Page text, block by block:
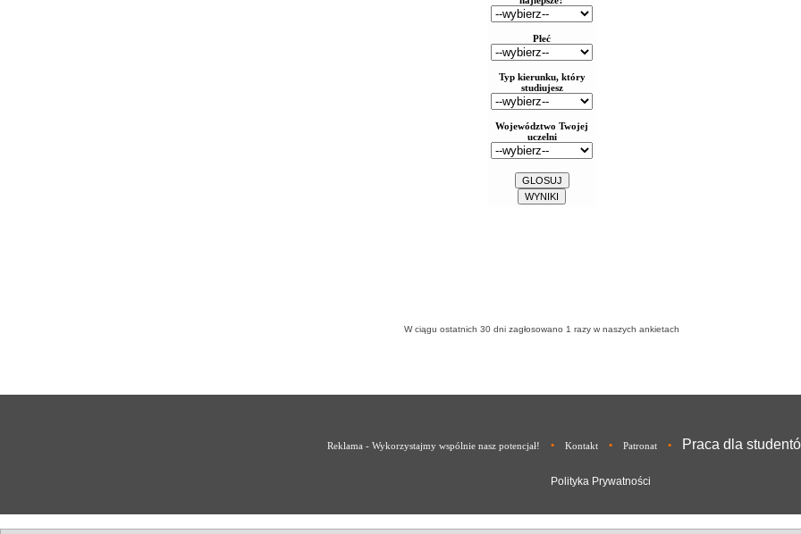
W ciągu ostatnich 30 dni zagłosowano 1 razy w naszych ankietach
Reklama - Wykorzystajmy wspólnie nasz potencjał! • Kontakt • Patronat • Praca dla
Polityka Prywatności